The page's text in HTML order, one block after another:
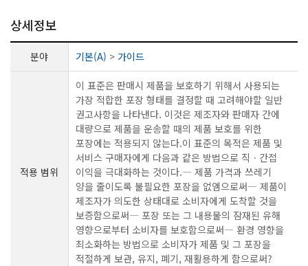
상세정보
분야 기본(A) > 가이드
적용 범위
이 표준은 판매시 제품을 보호하기 위해서 사용되는
가장 적합한 포장 형태를 결정할 때 고려해야할 일반
권고사항을 나타낸다. 이것은 제조자와 판매자 간에
대량으로 제품을 운송할 때의 제품 보호를 위한
포장에는 적용되지 않는다.이 표준의 목적은 제품 및
서비스 구매자에게 다음과 같은 방법으로 직ㆍ간접
이익을 극대화하는 것이다.― 제품 가격과 쓰레기
양을 줄이도록 불필요한 포장을 없앰으로써― 제품이
제조자가 의도한 상태대로 소비자에게 도착할 것을
보증함으로써― 포장 또는 그 내용물의 잠재된 유해
영향으로부터 소비자를 보호함으로써― 환경 영향을
최소화하는 방법으로 소비자가 제품 및 그 포장을
적절하게 보관, 유지, 폐기, 재활용하게 함으로써?